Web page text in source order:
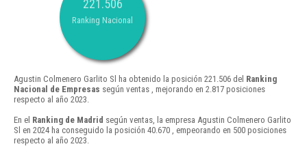
221.506
Ranking Nacional
Agustin Colmenero Garlito Sl ha obtenido la posición 221.506 del Ranking
Nacional de Empresas según ventas , mejorando en 2.817 posiciones
respecto al año 2023.
En el Ranking de Madrid según ventas, la empresa Agustin Colmenero Garlito
Sl en 2024 ha conseguido la posición 40.670 , empeorando en 500 posiciones
respecto al año 2023.